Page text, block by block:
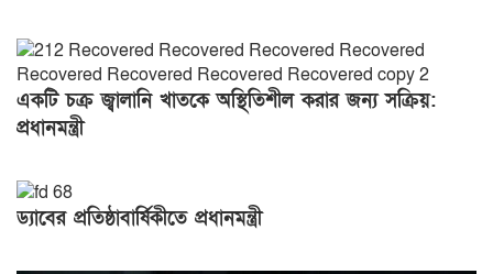
একটি চক্র জ্বালানি খাতকে অস্থিতিশীল করার জন্য সক্রিয়:
প্রধানমন্ত্রী
ড্যাবের প্রতিষ্ঠাবার্ষিকীতে প্রধানমন্ত্রী